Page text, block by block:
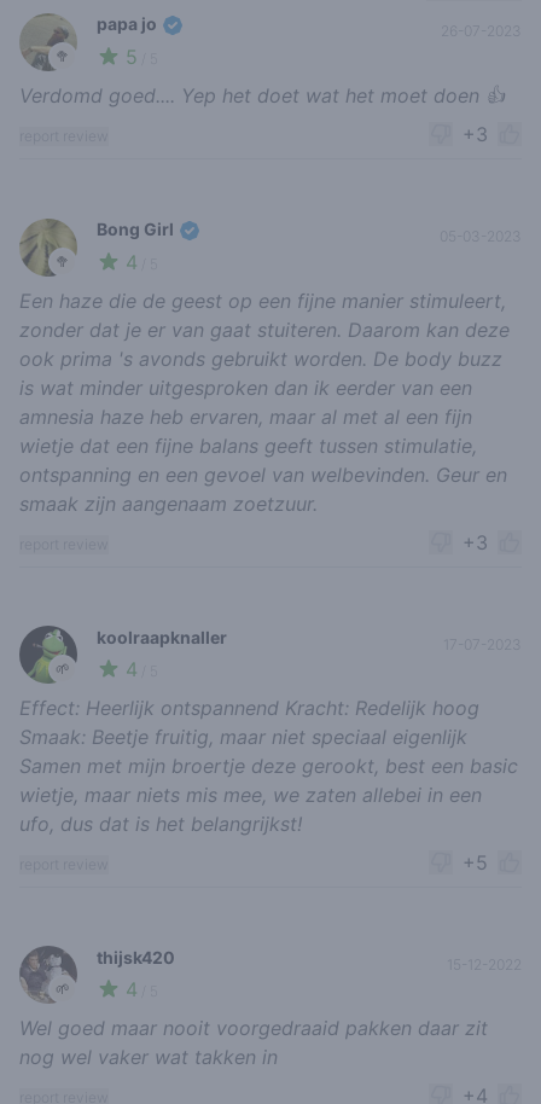
🥦
papa jo
5
26-07-2023
Verdomd goed.... Yep het doet wat het moet doen 👍
+3
🥦
Bong Girl
4
05-03-2023
Een haze die de geest op een fijne manier stimuleert,
zonder dat je er van gaat stuiteren. Daarom kan deze
ook prima 's avonds gebruikt worden. De body buzz
is wat minder uitgesproken dan ik eerder van een
amnesia haze heb ervaren, maar al met al een fijn
wietje dat een fijne balans geeft tussen stimulatie,
ontspanning en een gevoel van welbevinden. Geur en
smaak zijn aangenaam zoetzuur.
+3
🌱
koolraapknaller
4
17-07-2023
Effect: Heerlijk ontspannend Kracht: Redelijk hoog
Smaak: Beetje fruitig, maar niet speciaal eigenlijk
Samen met mijn broertje deze gerookt, best een basic
wietje, maar niets mis mee, we zaten allebei in een
ufo, dus dat is het belangrijkst!
+5
🌱
thijsk420
4
Wel goed maar nooit voorgedraaid pakken daar zit
nog wel vaker wat takken in
+4